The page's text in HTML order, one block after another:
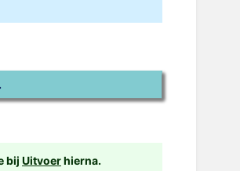
bij Uitvoerhierna.